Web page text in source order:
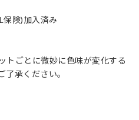
保険)加入済み
トごとに微妙に色味が変化する
承ください。